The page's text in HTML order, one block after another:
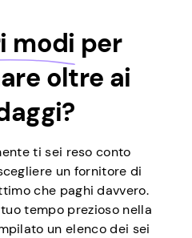
modi per
oltre ai
ti sei reso conto
un fornitore di
che paghi davvero.
tempo prezioso nella
un elenco dei sei